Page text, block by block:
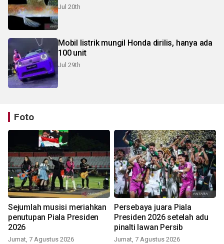
Jul 20th
Mobil listrik mungil Honda dirilis, hanya ada
100 unit
Jul 29th
Foto
Sejumlah musisi meriahkan
penutupan Piala Presiden
2026
Jumat, 7 Agustus 2026
Persebaya juara Piala
Presiden 2026 setelah adu
pinalti lawan Persib
Jumat, 7 Agustus 2026